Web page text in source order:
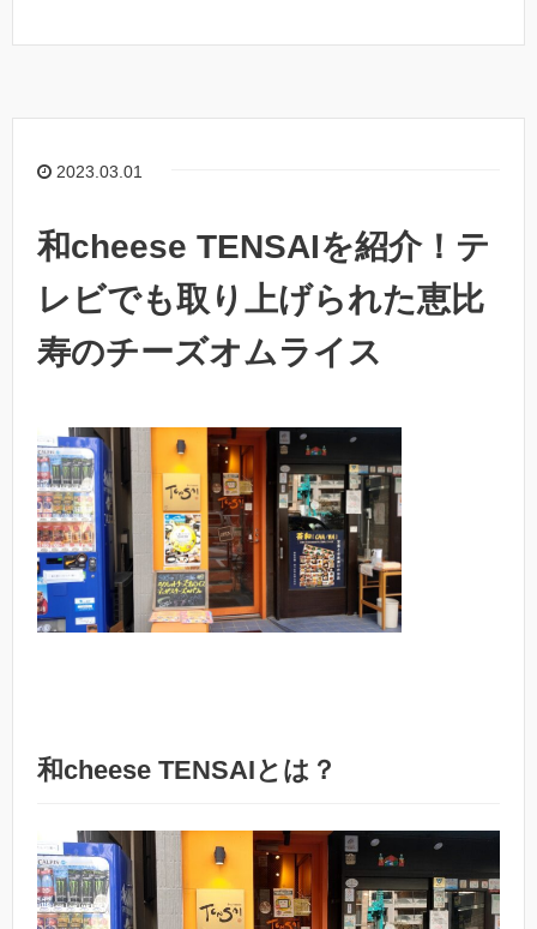
2023.03.01
和cheese TENSAIを紹介！テ
レビでも取り上げられた恵比
寿のチーズオムライス
和cheese TENSAIとは？